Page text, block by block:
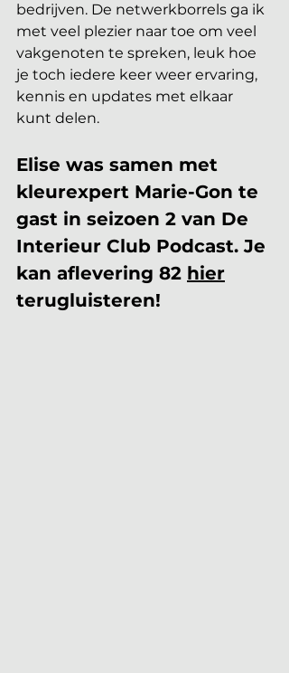
bedrijven. De netwerkborrels ga ik
met veel plezier naar toe om veel
vakgenoten te spreken, leuk hoe
je toch iedere keer weer ervaring,
kennis en updates met elkaar
kunt delen.
Elise was samen met
kleurexpert Marie-Gon te
gast in seizoen 2 van De
Interieur Club Podcast. Je
kan aflevering 82 hier
terugluisteren!